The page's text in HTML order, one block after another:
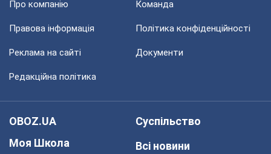
Про компанію Команда
Правова інформація Політика конфіденційності
Реклама на сайті Документи
Редакційна політика
OBOZ.UA
Моя Школа
Суспільство
Всі новини